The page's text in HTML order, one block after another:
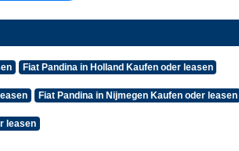
Fiat Pandina in Holland Kaufen oder leasen
Fiat Pandina in Nijmegen Kaufen oder leasen
leasen